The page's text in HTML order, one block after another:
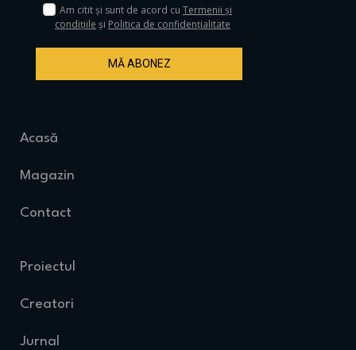
Am citit și sunt de acord cu Termenii și
condițiile și Politica de confidențialitate
MĂ ABONEZ
Acasă
Magazin
Contact
Proiectul
Creatori
Jurnal